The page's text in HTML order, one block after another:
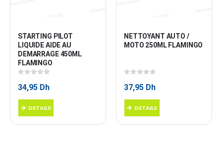
STARTING PILOT
LIQUIDE AIDE AU
DEMARRAGE 450ML
FLAMINGO
34,95 Dh
DETAILS
NETTOYANT AUTO /
MOTO 250ML FLAMINGO
37,95 Dh
DETAILS